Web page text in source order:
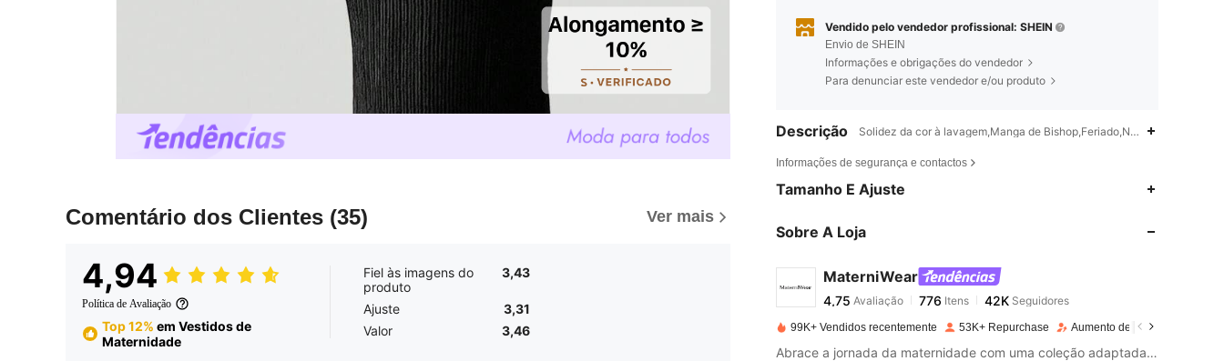
Comentário dos Clientes (35) Ver mais
4,94
Política de Avaliação
Top 12% em Vestidos de
Maternidade
Fiel às imagens do
produto
3,43
Ajuste
3,31
Valor
3,46
Vendido pelo vendedor profissional: SHEIN
Envio de SHEIN
Informações e obrigações do vendedor
Para denunciar este vendedor e/ou produto
Descrição Solidez da cor à lavagem,Manga de Bishop,Feriado,Night
Informações de segurança e contactos
Tamanho E Ajuste
Sobre A Loja
MaterniWear
4,75
4,75 776Itens 42K
s***opago1 dia atrás
99K+ Vendidos recentemente 53K+ Repurchase Aumento de seguidores 14%
Abrace a jornada da maternidade com uma coleção adaptada às suas necessidades de conforto e estilo.